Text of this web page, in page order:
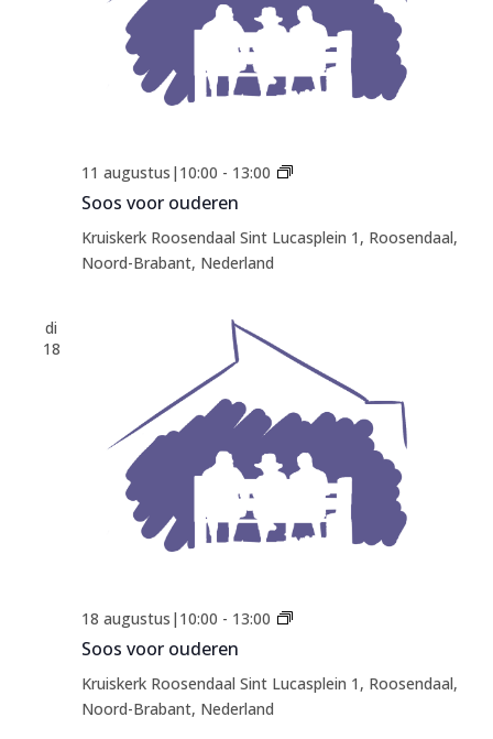
Soos voor ouderen
11 augustus|10:00 - 13:00
Soos
Kruiskerk Roosendaal Sint Lucasplein 1, Roosendaal,
Noord-Brabant, Nederland
di
18
Soos voor ouderen
18 augustus|10:00 - 13:00
Soos
Kruiskerk Roosendaal Sint Lucasplein 1, Roosendaal,
Noord-Brabant, Nederland